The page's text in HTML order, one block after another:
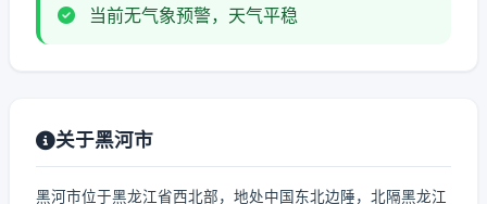
当前无气象预警，天气平稳
关于黑河市
黑河市位于黑龙江省西北部，地处中国东北边陲，北隔黑龙江